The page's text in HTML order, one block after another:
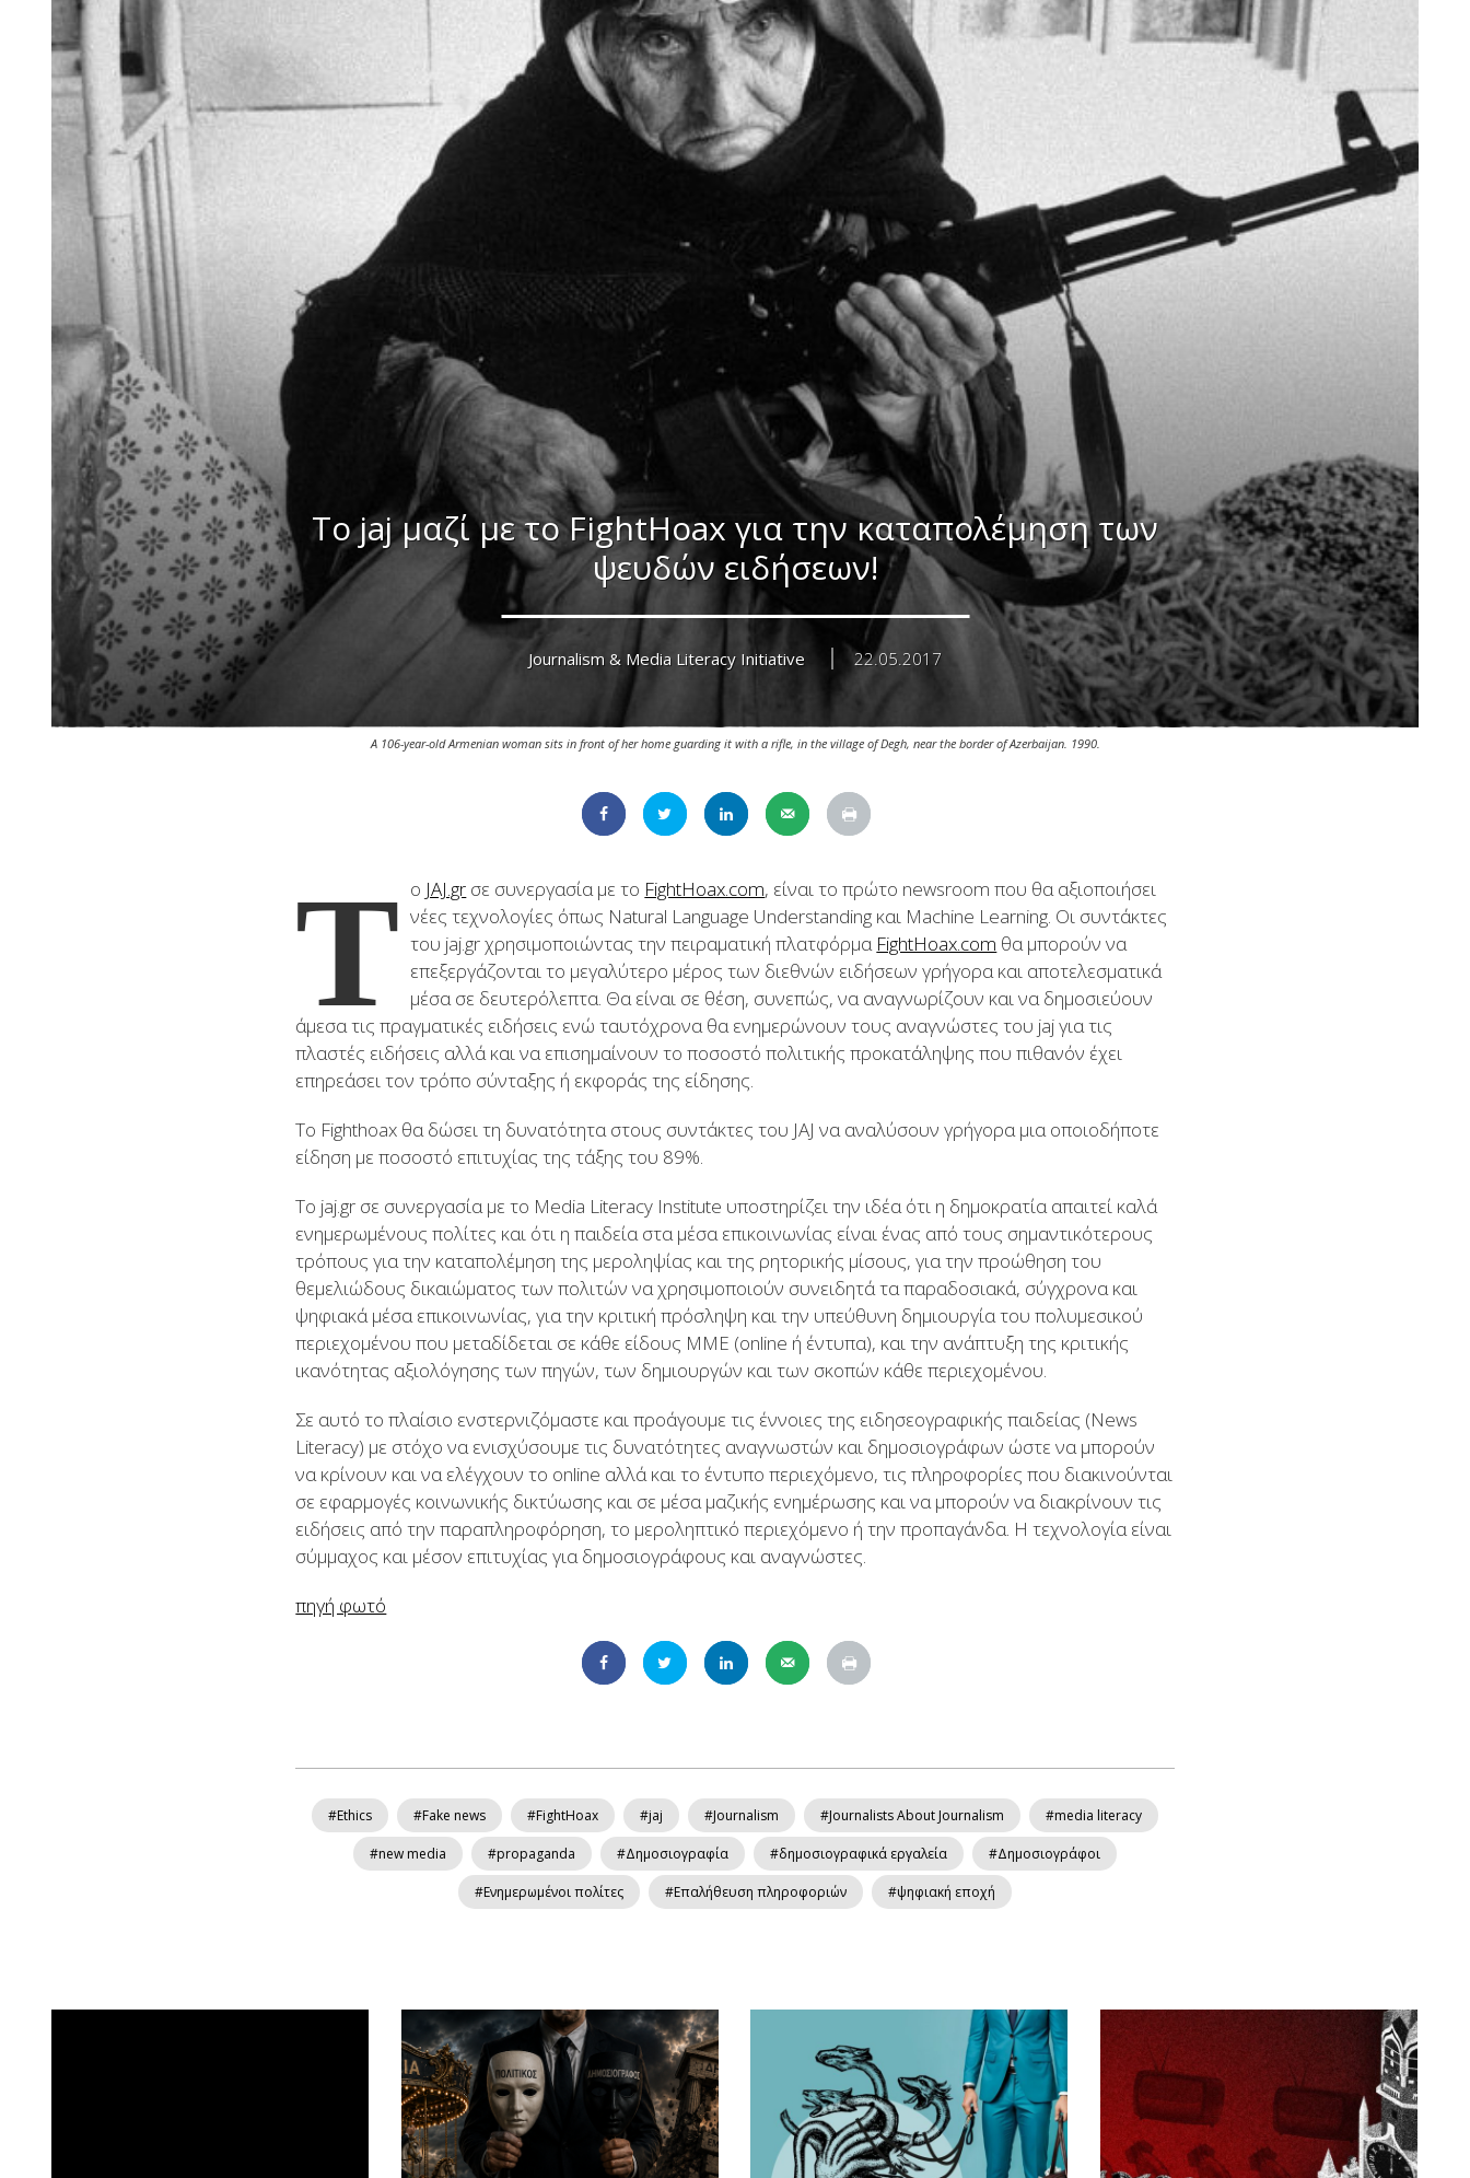
Το jaj μαζί με το FightHoax για την καταπολέμηση των
ψευδών ειδήσεων!
Journalism & Media Literacy Initiative 22.05.2017
A 106-year-old Armenian woman sits in front of her home guarding it with a rifle, in the village of Degh, near the border of Azerbaijan. 1990.
T ο JAJ.gr σε συνεργασία με το FightHoax.com, είναι το πρώτο newsroom που θα αξιοποιήσει
νέες τεχνολογίες όπως Natural Language Understanding και Machine Learning. Οι συντάκτες
του jaj.gr χρησιμοποιώντας την πειραματική πλατφόρμα FightHoax.com θα μπορούν να
επεξεργάζονται το μεγαλύτερο μέρος των διεθνών ειδήσεων γρήγορα και αποτελεσματικά
μέσα σε δευτερόλεπτα. Θα είναι σε θέση, συνεπώς, να αναγνωρίζουν και να δημοσιεύουν
άμεσα τις πραγματικές ειδήσεις ενώ ταυτόχρονα θα ενημερώνουν τους αναγνώστες του jaj για τις
πλαστές ειδήσεις αλλά και να επισημαίνουν το ποσοστό πολιτικής προκατάληψης που πιθανόν έχει
επηρεάσει τον τρόπο σύνταξης ή εκφοράς της είδησης.
Το Fighthoax θα δώσει τη δυνατότητα στους συντάκτες του JAJ να αναλύσουν γρήγορα μια οποιοδήποτε
είδηση με ποσοστό επιτυχίας της τάξης του 89%.
Το jaj.gr σε συνεργασία με το Media Literacy Institute υποστηρίζει την ιδέα ότι η δημοκρατία απαιτεί καλά
ενημερωμένους πολίτες και ότι η παιδεία στα μέσα επικοινωνίας είναι ένας από τους σημαντικότερους
τρόπους για την καταπολέμηση της μεροληψίας και της ρητορικής μίσους, για την προώθηση του
θεμελιώδους δικαιώματος των πολιτών να χρησιμοποιούν συνειδητά τα παραδοσιακά, σύγχρονα και
ψηφιακά μέσα επικοινωνίας, για την κριτική πρόσληψη και την υπεύθυνη δημιουργία του πολυμεσικού
περιεχομένου που μεταδίδεται σε κάθε είδους ΜΜΕ (online ή έντυπα), και την ανάπτυξη της κριτικής
ικανότητας αξιολόγησης των πηγών, των δημιουργών και των σκοπών κάθε περιεχομένου.
Σε αυτό το πλαίσιο ενστερνιζόμαστε και προάγουμε τις έννοιες της ειδησεογραφικής παιδείας (News
Literacy) με στόχο να ενισχύσουμε τις δυνατότητες αναγνωστών και δημοσιογράφων ώστε να μπορούν
να κρίνουν και να ελέγχουν το online αλλά και το έντυπο περιεχόμενο, τις πληροφορίες που διακινούνται
σε εφαρμογές κοινωνικής δικτύωσης και σε μέσα μαζικής ενημέρωσης και να μπορούν να διακρίνουν τις
ειδήσεις από την παραπληροφόρηση, το μεροληπτικό περιεχόμενο ή την προπαγάνδα. Η τεχνολογία είναι
σύμμαχος και μέσον επιτυχίας για δημοσιογράφους και αναγνώστες.
πηγή φωτό
#Ethics #Fake news #FightHoax #jaj #Journalism #Journalists About Journalism #media literacy
#new media #propaganda #Δημοσιογραφία #δημοσιογραφικά εργαλεία #Δημοσιογράφοι
#Ενημερωμένοι πολίτες #Επαλήθευση πληροφοριών #ψηφιακή εποχή